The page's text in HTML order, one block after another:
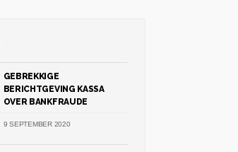
GEBREKKIGE
BERICHTGEVING KASSA
OVER BANKFRAUDE
9 SEPTEMBER 2020